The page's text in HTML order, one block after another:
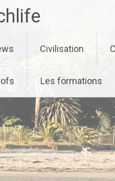
Civilisation
Les formations